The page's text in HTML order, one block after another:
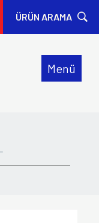
ÜRÜN ARAMA
Menü